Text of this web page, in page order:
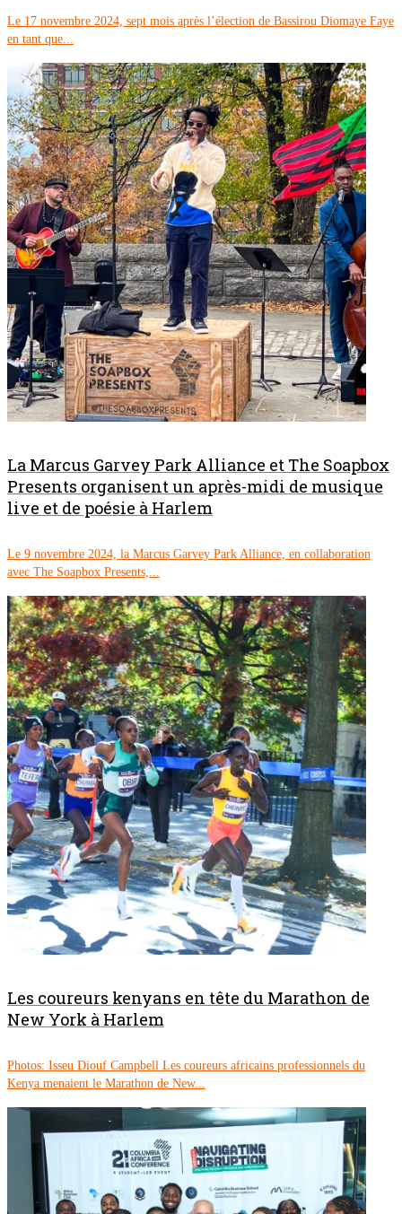
Le 17 novembre 2024, sept mois après l’élection de Bassirou Diomaye Faye
en tant que...
La Marcus Garvey Park Alliance et The Soapbox
Presents organisent un après-midi de musique
live et de poésie à Harlem
Le 9 novembre 2024, la Marcus Garvey Park Alliance, en collaboration
avec The Soapbox Presents,...
Les coureurs kenyans en tête du Marathon de
New York à Harlem
Photos: Isseu Diouf Campbell Les coureurs africains professionnels du
Kenya menaient le Marathon de New...